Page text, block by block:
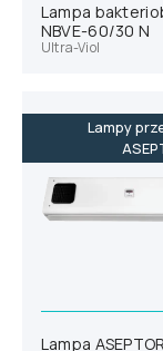
Lampa
NBVE-60/30 N
Ultra-Viol
Lampy
Lampa